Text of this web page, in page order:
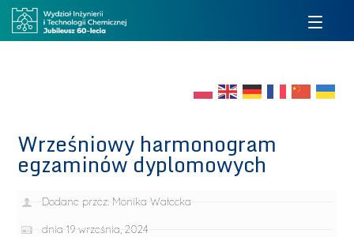
Wrześniowy harmonogram
egzaminów dyplomowych
Dodane przez: Monika Wałecka
dnia 19 września, 2024